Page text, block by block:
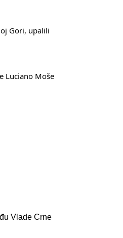
Gori, upalili
Luciano Moše
Vlade Crne